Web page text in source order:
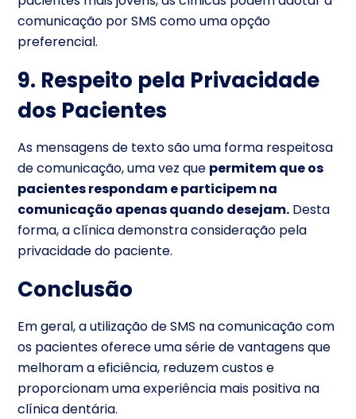
comunicação por SMS como uma opção
preferencial.
9. Respeito pela Privacidade
dos Pacientes
As mensagens de texto são uma forma respeitosa
de comunicação, uma vez que permitem que os
pacientes respondam e participem na
comunicação apenas quando desejam. Desta
forma, a clínica demonstra consideração pela
privacidade do paciente.
Conclusão
Em geral, a utilização de SMS na comunicação com
os pacientes oferece uma série de vantagens que
melhoram a eficiência, reduzem custos e
proporcionam uma experiência mais positiva na
clínica dentária.